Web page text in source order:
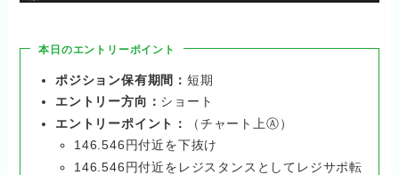
本日のエントリーポイント
ポジション保有期間： 短期
エントリー方向： ショート
エントリーポイント：
（チャート上Ⓐ）
146.546円付近を下抜け
146.546円付近をレジスタンスとしてレジサポ転